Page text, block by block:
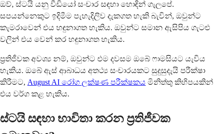
ඔව්, ස්ටයි යනු වීඩියෝ සංචාර සඳහා හොඳින් ගැලපේ.
සපයන්නෙකුට ඉදිමීම පැහැදිලිව දැකගත හැකි බැවින්, ඔවුන්ට
කැමරාවෙන් එය හඳුනාගත හැකිය. ඔවුන්ට සමාන ඇසිපිය ගැටළු
වලින් එය වෙන් කර හඳුනාගත හැකිය.
ප්‍රතිජීවක අවශ්‍ය නම්, ඔවුන්ට එම දවසම ඔබේ ෆාමසියට යැවිය
හැකිය. ඔබේ ඇස් ආබාධය අතථ්‍ය සංචාරයකට සුදුසුදැයි පරීක්ෂා
කිරීමට, August AI රෝග ලක්ෂණ පරීක්ෂකය මිනිත්තු කිහිපයකින්
එය වර්ග කළ හැකිය.
ස්ටයි සඳහා භාවිතා කරන ප්‍රතිජීවක